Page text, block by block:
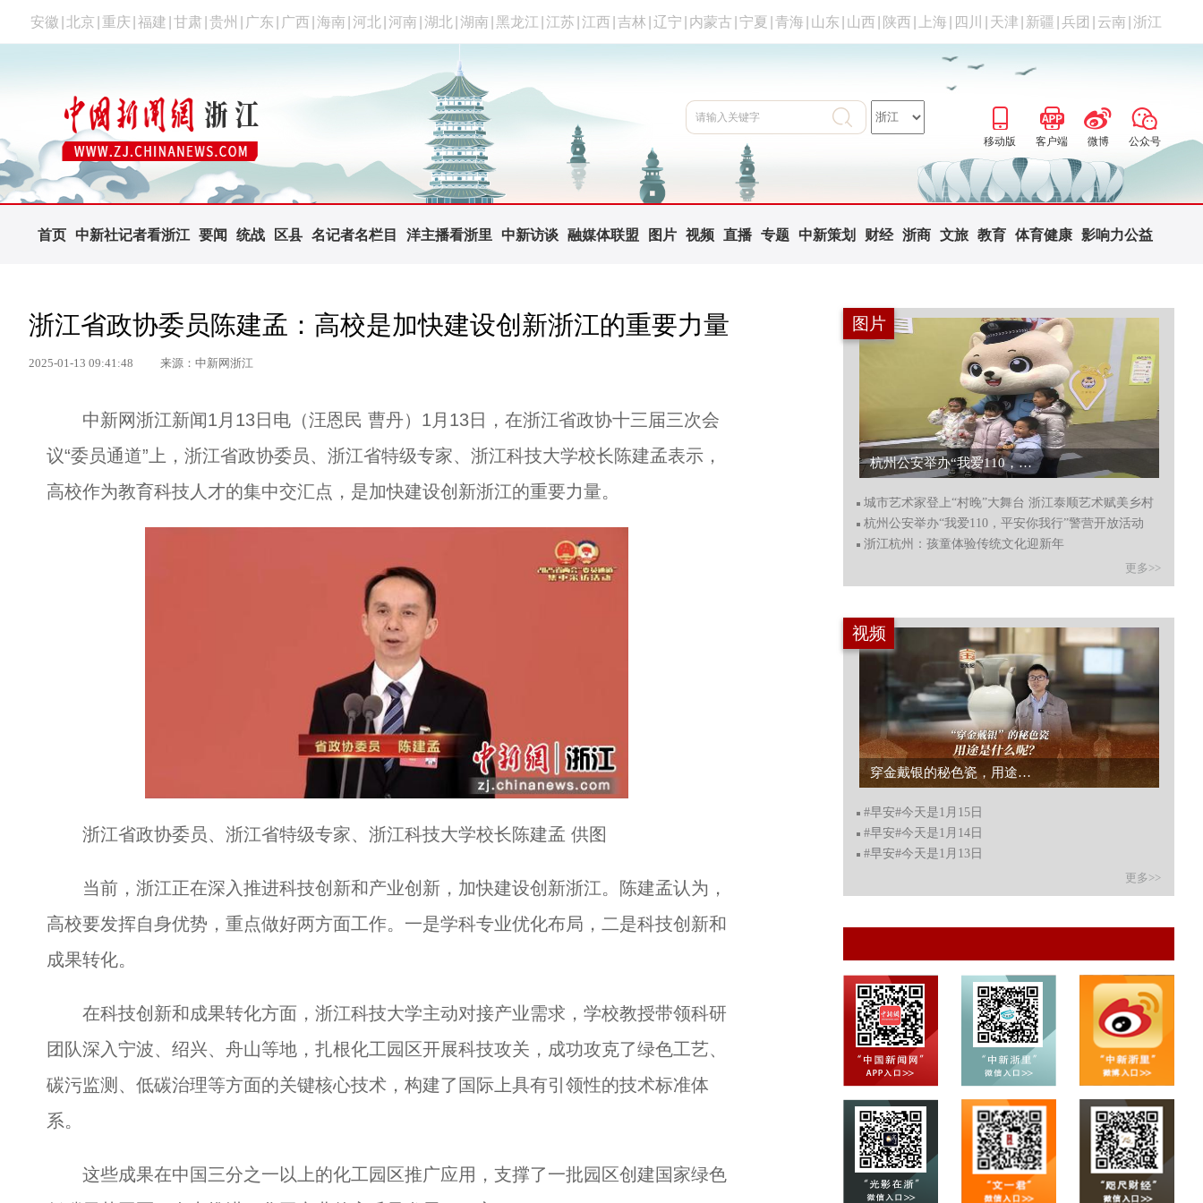
安徽 北京 重庆 福建 甘肃 贵州 广东 广西 海南 河北 河南 湖北 湖南 黑龙江 江苏 江西 吉林 辽宁 内蒙古 宁夏 青海 山东 山西 陕西 上海 四川 天津 新疆 兵团 云南 浙江
移动版 客户端 微博 公众号
首页 中新社记者看浙江 要闻 统战 区县 名记者名栏目 洋主播看浙里 中新访谈 融媒体联盟 图片 视频 直播 专题 中新策划 财经 浙商 文旅 教育 体育健康 影响力公益
浙江省政协委员陈建孟：高校是加快建设创新浙江的重要力量
2025-01-13 09:41:48 来源：中新网浙江
中新网浙江新闻1月13日电（汪恩民 曹丹）1月13日，在浙江省政协十三届三次会
议“委员通道”上，浙江省政协委员、浙江省特级专家、浙江科技大学校长陈建孟表示，
高校作为教育科技人才的集中交汇点，是加快建设创新浙江的重要力量。
浙江省政协委员、浙江省特级专家、浙江科技大学校长陈建孟 供图
当前，浙江正在深入推进科技创新和产业创新，加快建设创新浙江。陈建孟认为，
高校要发挥自身优势，重点做好两方面工作。一是学科专业优化布局，二是科技创新和
成果转化。
在科技创新和成果转化方面，浙江科技大学主动对接产业需求，学校教授带领科研
团队深入宁波、绍兴、舟山等地，扎根化工园区开展科技攻关，成功攻克了绿色工艺、
碳污监测、低碳治理等方面的关键核心技术，构建了国际上具有引领性的技术标准体
系。
这些成果在中国三分之一以上的化工园区推广应用，支撑了一批园区创建国家绿色
图片
杭州公安举办“我爱110，平安你我行”警营开放活动...
城市艺术家登上“村晚”大舞台 浙江泰顺艺术赋美乡村
杭州公安举办“我爱110，平安你我行”警营开放活动
浙江杭州：孩童体验传统文化迎新年
更多>>
视频
穿金戴银的秘色瓷，用途是什么呢？...
#早安#今天是1月15日
#早安#今天是1月14日
#早安#今天是1月13日
更多>>